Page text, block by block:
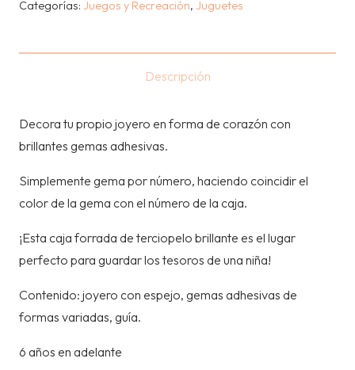
Categorías: Juegos y Recreación, Juguetes
Descripción
Decora tu propio joyero en forma de corazón con
brillantes gemas adhesivas.
Simplemente gema por número, haciendo coincidir el
color de la gema con el número de la caja.
¡Esta caja forrada de terciopelo brillante es el lugar
perfecto para guardar los tesoros de una niña!
Contenido: joyero con espejo, gemas adhesivas de
formas variadas, guía.
6 años en adelante